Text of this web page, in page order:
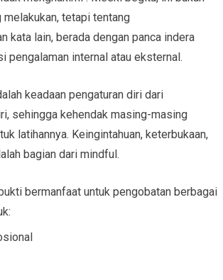
melakukan, tetapi tentang
kata lain, berada dengan panca indera
pengalaman internal atau eksternal.
keadaan pengaturan diri dari
sehingga kehendak masing-masing
latihannya. Keingintahuan, keterbukaan,
bagian dari mindful.
bermanfaat untuk pengobatan berbagai